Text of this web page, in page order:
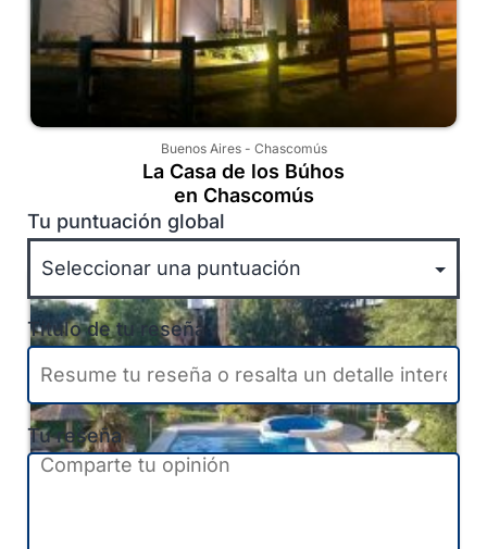
Buenos Aires- Chascomús
La Casa de los Búhos
en Chascomús
Tu puntuación global
Título de tu reseña
Tu reseña